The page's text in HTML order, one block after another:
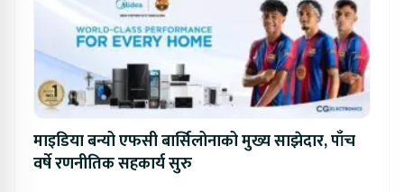
माइडिया बन्यो एफसी बार्सिलोनाको मुख्य साझेदार, पाँच
वर्षे रणनीतिक सहकार्य सुरु